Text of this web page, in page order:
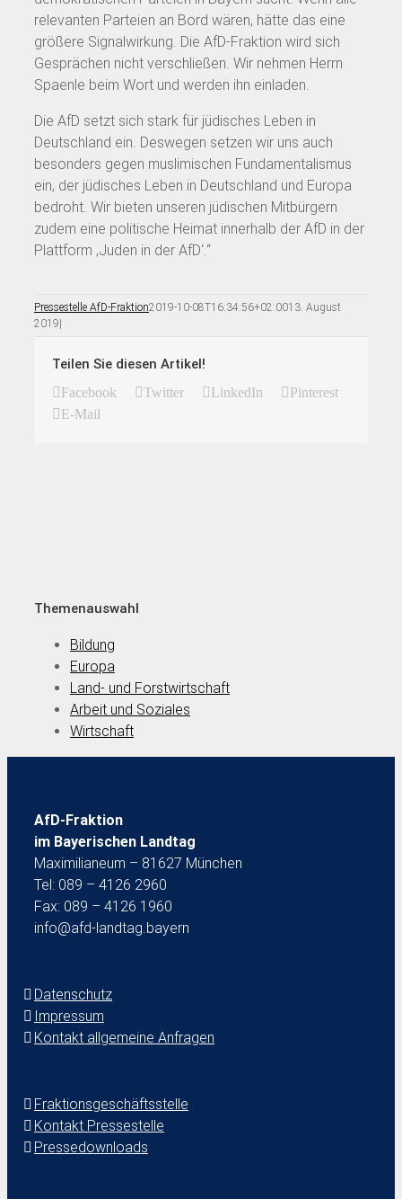
relevanten Parteien an Bord wären, hätte das eine
größere Signalwirkung. Die AfD-Fraktion wird sich
Gesprächen nicht verschließen. Wir nehmen Herrn
Spaenle beim Wort und werden ihn einladen.
Die AfD setzt sich stark für jüdisches Leben in
Deutschland ein. Deswegen setzen wir uns auch
besonders gegen muslimischen Fundamentalismus
ein, der jüdisches Leben in Deutschland und Europa
bedroht. Wir bieten unseren jüdischen Mitbürgern
zudem eine politische Heimat innerhalb der AfD in der
Plattform ‚Juden in der AfD‘.“
Pressestelle AfD-Fraktion2019-10-08T16:34:56+02:0013. August
2019|
Teilen Sie diesen Artikel!
Facebook Twitter LinkedIn
Pinterest
E-Mail
Themenauswahl
Bildung
Europa
Land- und Forstwirtschaft
Arbeit und Soziales
Wirtschaft
AfD-Fraktion
im Bayerischen Landtag
Maximilianeum – 81627 München
Tel: 089 – 4126 2960
Fax: 089 – 4126 1960
info@afd-landtag.bayern
Datenschutz
Impressum
Kontakt allgemeine Anfragen
Fraktionsgeschäftsstelle
Kontakt Pressestelle
Pressedownloads